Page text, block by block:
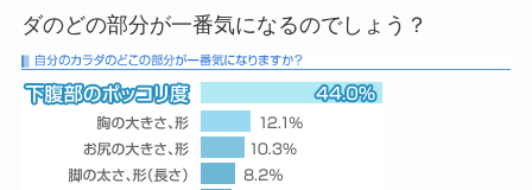
ダのどの部分が一番気になるのでしょう？